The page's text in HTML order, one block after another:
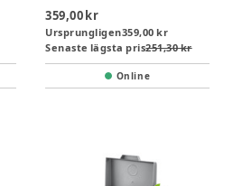
359,00 kr
Ursprungligen359,00 kr
Senaste lägsta pris251,30 kr
Online